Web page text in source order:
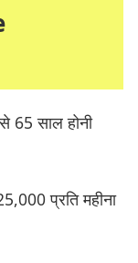
साल होनी
प्रति महीना